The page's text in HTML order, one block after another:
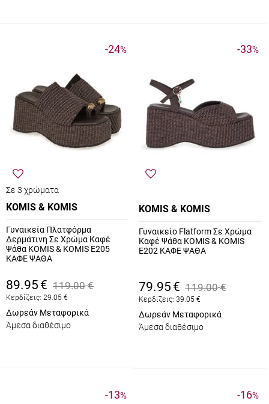
-24%
Σε 3 χρώματα
KOMIS & KOMIS
Γυναικεία Πλατφόρμα
Δερμάτινη Σε Χρώμα Καφέ
Ψάθα KOMIS & KOMIS E205
ΚΑΦΕ ΨΑΘΑ
89.95 € 119.00 €
Κερδίζεις: 29.05 €
Δωρεάν Μεταφορικά
Άμεσα διαθέσιμο
-33%
KOMIS & KOMIS
Γυναικείο Flatform Σε Χρώμα
Καφέ Ψάθα KOMIS & KOMIS
E202 ΚΑΦΕ ΨΑΘΑ
79.95 € 119.00 €
Κερδίζεις: 39.05 €
Δωρεάν Μεταφορικά
Άμεσα διαθέσιμο
-13% -16%